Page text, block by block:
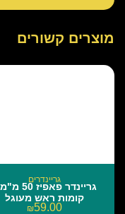
מוצרים קשורים
גריינדרים
קומות ראש מעוגל
₪59.00